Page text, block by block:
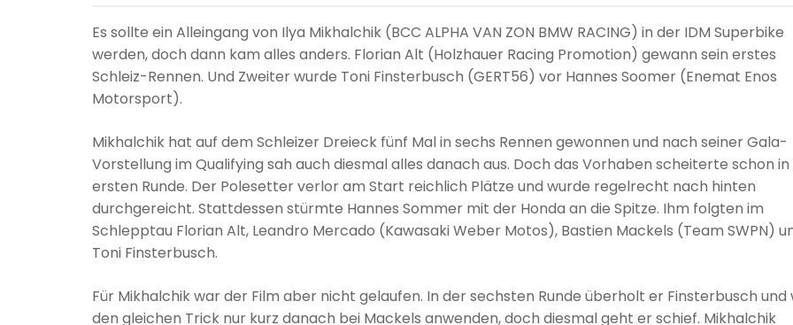
Es sollte ein Alleingang von Ilya Mikhalchik (BCC ALPHA VAN ZON BMW RACING) in der IDM Superbike
werden, doch dann kam alles anders. Florian Alt (Holzhauer Racing Promotion) gewann sein erstes
Schleiz-Rennen. Und Zweiter wurde Toni Finsterbusch (GERT56) vor Hannes Soomer (Enemat Enos
Motorsport).
Mikhalchik hat auf dem Schleizer Dreieck fünf Mal in sechs Rennen gewonnen und nach seiner Gala-
Vorstellung im Qualifying sah auch diesmal alles danach aus. Doch das Vorhaben scheiterte schon
ersten Runde. Der Polesetter verlor am Start reichlich Plätze und wurde regelrecht nach hinten
durchgereicht. Stattdessen stürmte Hannes Sommer mit der Honda an die Spitze. Ihm folgten im
Schlepptau Florian Alt, Leandro Mercado (Kawasaki Weber Motos), Bastien Mackels (Team SWPN)
Toni Finsterbusch.
Für Mikhalchik war der Film aber nicht gelaufen. In der sechsten Runde überholt er Finsterbusch und
den gleichen Trick nur kurz danach bei Mackels anwenden, doch diesmal geht er schief. Mikhalchik